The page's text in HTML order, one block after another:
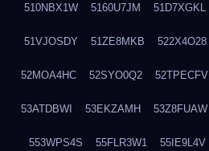
510NBX1W 5160U7JM 51D7XGKL
51VJOSDY 51ZE8MKB 522X4O28
52MOA4HC 52SYO0Q2 52TPECFV
53ATDBWI 53EKZAMH 53Z8FUAW
553WPS4S 55FLR3W1 55IE9L4V